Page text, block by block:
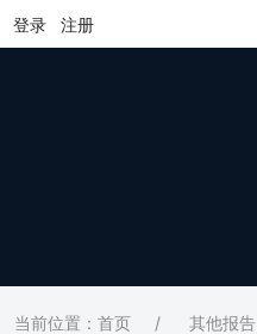
登录 注册
当前位置：首页 / 其他报告